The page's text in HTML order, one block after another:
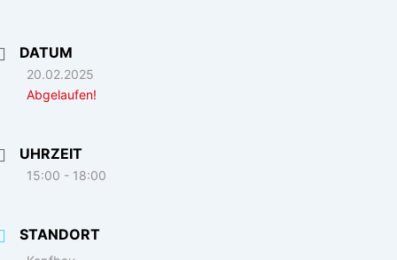
DATUM
20.02.2025
Abgelaufen!
UHRZEIT
15:00 - 18:00
STANDORT